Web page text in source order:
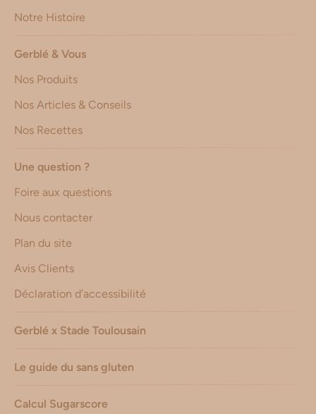
Notre Histoire
Gerblé & Vous
Nos Produits
Nos Articles & Conseils
Nos Recettes
Une question ?
Foire aux questions
Nous contacter
Plan du site
Avis Clients
Déclaration d’accessibilité
Gerblé x Stade Toulousain
Le guide du sans gluten
Calcul Sugarscore